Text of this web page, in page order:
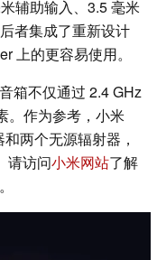
辅助输入、3.5 毫米
者集成了重新设计
上的更容易使用。
箱不仅通过 2.4 GHz
。作为参考，小米
两个无源辐射器，
请访问小米网站了解